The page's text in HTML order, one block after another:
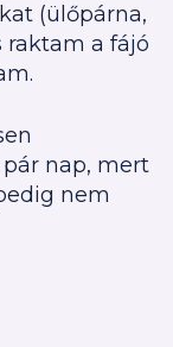
(ülőpárna,
raktam a fájó
nap, mert
nem